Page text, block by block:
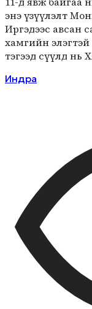
энэ үзүүлэлт
Иргэдээс авсан
хамгийн
тэгээд сүүлд нь
Индра